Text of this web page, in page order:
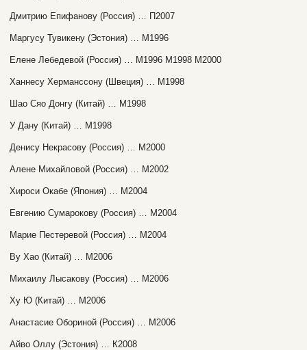
Дмитрию Епифанову (Россия) … П2007
Маргусу Тувикену (Эстония) … М1996
Елене Лебедевой (Россия) … М1996 М1998 М2000
Ханнесу Херманссону (Швеция) … М1998
Шао Сяо Донгу (Китай) … М1998
У Дану (Китай) … М1998
Денису Некрасову (Россия) … М2000
Алене Михайловой (Россия) … М2002
Хироси Окабе (Япония) … М2004
Евгению Сумарокову (Россия) … М2004
Марие Пестеревой (Россия) … М2004
Ву Хао (Китай) … М2006
Михаилу Лысакову (Россия) … М2006
Ху Ю (Китай) … М2006
Анастасие Обориной (Россия) … М2006
Айво Оллу (Эстония) … К2008